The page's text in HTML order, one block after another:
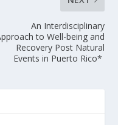
An Interdisciplinary
to Well-being and
Recovery Post Natural
Events in Puerto Rico*